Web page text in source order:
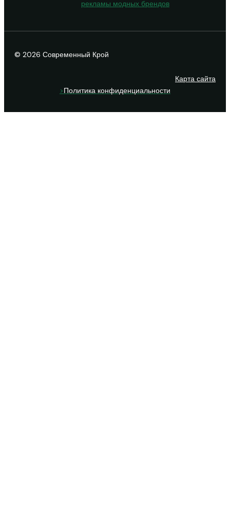
рекламы модных брендов
© 2026 Современный Крой
Карта сайта
>Политика конфиденциальности